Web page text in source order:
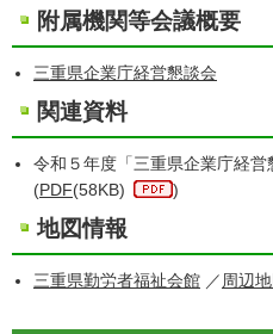
附属機関等会議概要
三重県企業庁経営懇談会
関連資料
令和５年度「三重県企業庁経
(PDF(58KB) )
地図情報
三重県勤労者福祉会館 ／ 周辺